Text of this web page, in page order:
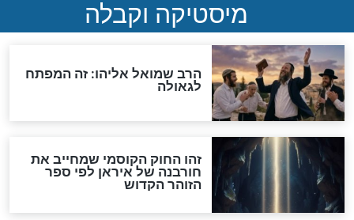
מה יהיה בימות המשיח?
"לפני הגאולה תהיה אפיקורסות
והכחשה גדולה מאוד של
האמונה"